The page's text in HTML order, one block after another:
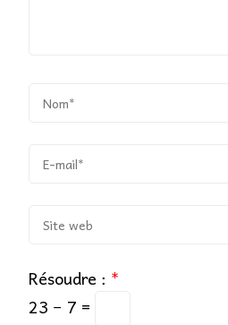
Résoudre : *
23 − 7 =